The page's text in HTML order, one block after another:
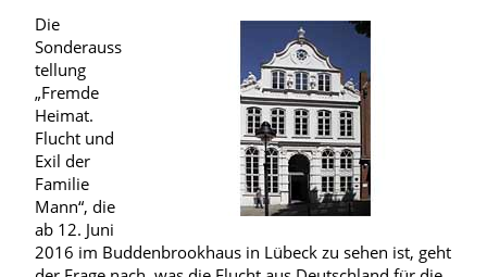
Die
Sonderauss
tellung
„Fremde
Heimat.
Flucht und
Exil der
Familie
Mann“, die
ab 12. Juni
2016 im Buddenbrookhaus in Lübeck zu sehen ist, geht